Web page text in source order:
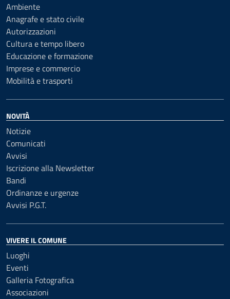
Ambiente
Anagrafe e stato civile
Autorizzazioni
Cultura e tempo libero
Educazione e formazione
Imprese e commercio
Mobilità e trasporti
NOVITÀ
Notizie
Comunicati
Avvisi
Iscrizione alla Newsletter
Bandi
Ordinanze e urgenze
Avvisi P.G.T.
VIVERE IL COMUNE
Luoghi
Eventi
Galleria Fotografica
Associazioni